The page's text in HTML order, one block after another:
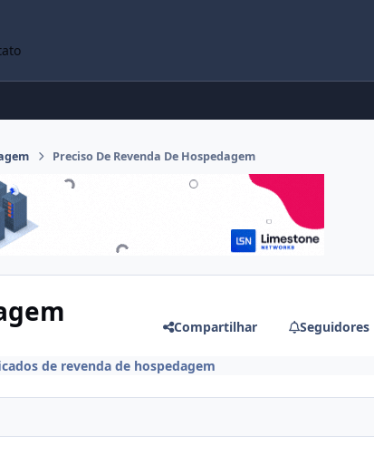
Preciso De Revenda De Hospedagem
Compartilhar Seguidores
de revenda de hospedagem